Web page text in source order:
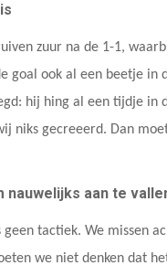
zuur na de 1-1,
goal ook al een beetje in
hij hing al een tijdje in
niks gecreeerd. Dan
nauwelijks aan te
geen tactiek. We missen
we niet denken dat